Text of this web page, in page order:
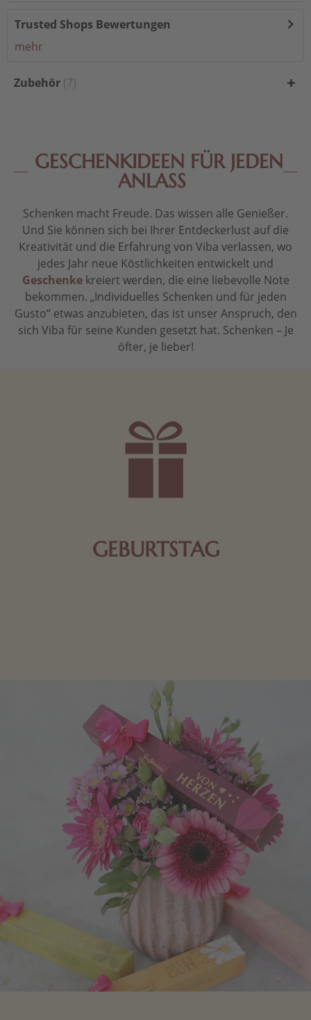
Trusted Shops Bewertungen
mehr
Zubehör 7
GESCHENKIDEEN FÜR JEDEN
ANLASS
Schenken macht Freude. Das wissen alle Genießer.
Und Sie können sich bei Ihrer Entdeckerlust auf die
Kreativität und die Erfahrung von Viba verlassen, wo
jedes Jahr neue Köstlichkeiten entwickelt und
Geschenkekreiert werden, die eine liebevolle Note
bekommen. „Individuelles Schenken und für jeden
Gusto“ etwas anzubieten, das ist unser Anspruch, den
sich Viba für seine Kunden gesetzt hat. Schenken – Je
öfter, je lieber!
GEBURTSTAG